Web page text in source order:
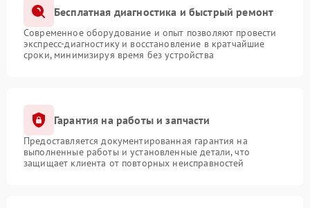
Бесплатная диагностика и быстрый ремонт
Современное оборудование и опыт позволяют провести
экспресс-диагностику и восстановление в кратчайшие
сроки, минимизируя время без устройства
Гарантия на работы и запчасти
Предоставляется документированная гарантия на
выполненные работы и установленные детали, что
защищает клиента от повторных неисправностей